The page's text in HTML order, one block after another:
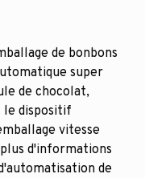
de bonbons
super
de chocolat,
le dispositif
vitesse
d'informations
de